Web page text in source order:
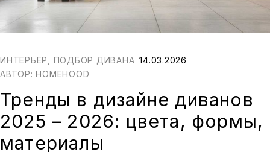
ИНТЕРЬЕР ПОДБОР ДИВАНА 14.03.2026
АВТОР: HOMEHOOD
Тренды в дизайне диванов
2025 – 2026: цвета, формы,
материалы